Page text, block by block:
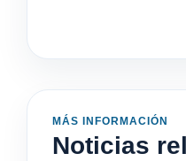
MÁS INFORMACIÓN
Noticias